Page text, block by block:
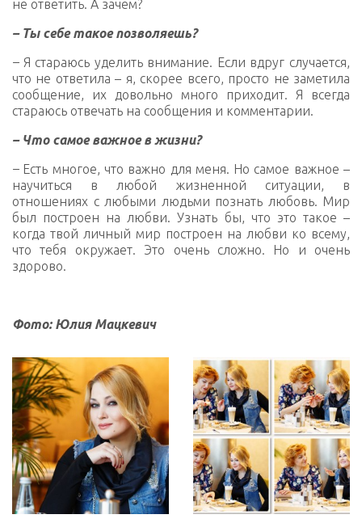
не ответить. А зачем?
– Ты себе такое позволяешь?
– Я стараюсь уделить внимание. Если вдруг случается,
что не ответила – я, скорее всего, просто не заметила
сообщение, их довольно много приходит. Я всегда
стараюсь отвечать на сообщения и комментарии.
– Что самое важное в жизни?
– Есть многое, что важно для меня. Но самое важное –
научиться в любой жизненной ситуации, в
отношениях с любыми людьми познать любовь. Мир
был построен на любви. Узнать бы, что это такое –
когда твой личный мир построен на любви ко всему,
что тебя окружает. Это очень сложно. Но и очень
здорово.
Фото: Юлия Мацкевич